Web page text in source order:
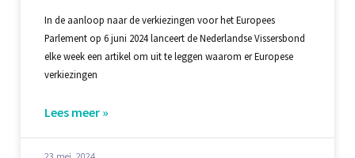
In de aanloop naar de verkiezingen voor het Europees
Parlement op 6 juni 2024 lanceert de Nederlandse Vissersbond
elke week een artikel om uit te leggen waarom er Europese
verkiezingen
Lees meer »